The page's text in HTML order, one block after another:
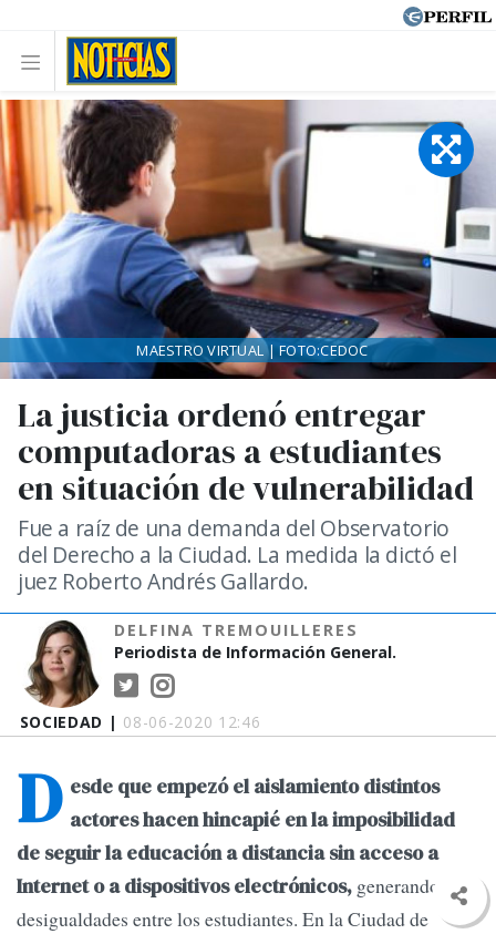
SOCIEDAD | 08-06-2020 12:46
La justicia ordenó entregar
computadoras a estudiantes
en situación de vulnerabilidad
Fue a raíz de una demanda del Observatorio
del Derecho a la Ciudad. La medida la dictó el
juez Roberto Andrés Gallardo.
DELFINA TREMOUILLERES
Periodista de Información General.
MAESTRO VIRTUAL | FOTO:CEDOC
D esde que empezó el aislamiento distintos
actores hacen hincapié en la imposibilidad
de seguir la educación a distancia sin acceso a
Internet o a dispositivos electrónicos, generando
desigualdades entre los estudiantes. En la Ciudad de